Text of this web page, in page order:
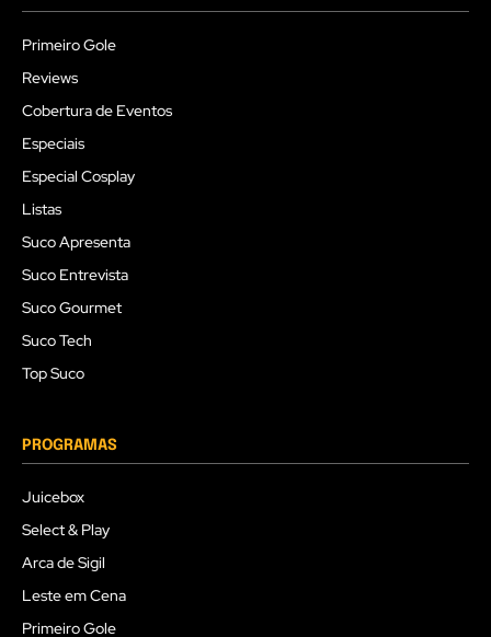
Primeiro Gole
Reviews
Cobertura de Eventos
Especiais
Especial Cosplay
Listas
Suco Apresenta
Suco Entrevista
Suco Gourmet
Suco Tech
Top Suco
PROGRAMAS
Juicebox
Select & Play
Arca de Sigil
Leste em Cena
Primeiro Gole